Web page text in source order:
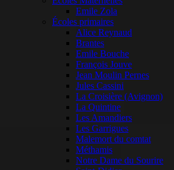
Emile Zola
Écoles primaires
Alice Reynaud
Brantes
Emile Bouche
François Jouve
Jean Moulin Pernes
Jules Cassini
La Croisière (Avignon)
La Quintine
Les Amandiers
Les Garrigues
Malemort du comtat
Méthamis
Notre Dame du Sourire